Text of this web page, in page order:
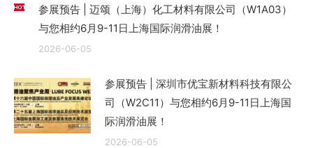
参展预告 | 迈颂（上海）化工材料有限公司（W1A03）
与您相约6月9-11日上海国际润滑油展！
2026-06-05
参展预告 | 深圳市优宝新材料科技有限公
司（W2C11）与您相约6月9-11日上海国
际润滑油展！
2026-06-05